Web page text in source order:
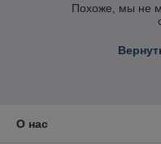
Похоже, мы не
О нас